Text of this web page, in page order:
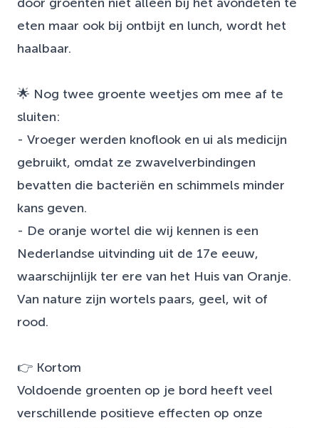
door groenten niet alleen bij het avondeten te
eten maar ook bij ontbijt en lunch, wordt het
haalbaar.
🌟 Nog twee groente weetjes om mee af te
sluiten:
- Vroeger werden knoflook en ui als medicijn
gebruikt, omdat ze zwavelverbindingen
bevatten die bacteriën en schimmels minder
kans geven.
- De oranje wortel die wij kennen is een
Nederlandse uitvinding uit de 17e eeuw,
waarschijnlijk ter ere van het Huis van Oranje.
Van nature zijn wortels paars, geel, wit of
rood.
👉 Kortom
Voldoende groenten op je bord heeft veel
verschillende positieve effecten op onze